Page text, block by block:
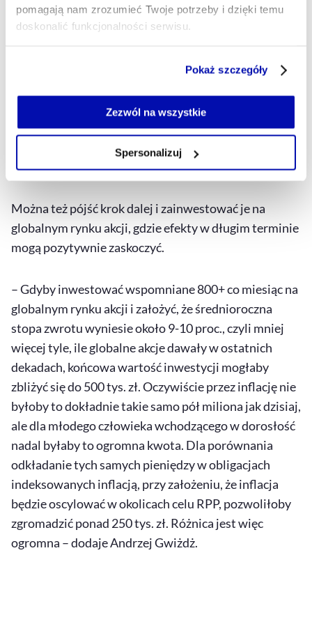
pomagają nam zrozumieć Twoje potrzeby i dzięki temu
doskonalić funkcjonalności serwisu.
Jeżeli nie wyrażasz zgody na zapisywanie plików cookie,
możesz łatwo zarządzać swoimi uprawnieniami, np. we
własnej przeglądarce internetowej lub po wybraniu opcji
Pokaż szczegóły
Zezwól na wszystkie
Spersonalizuj
Można też pójść krok dalej i zainwestować je na
globalnym rynku akcji, gdzie efekty w długim terminie
mogą pozytywnie zaskoczyć.
– Gdyby inwestować wspomniane 800+ co miesiąc na
globalnym rynku akcji i założyć, że średnioroczna
stopa zwrotu wyniesie około 9-10 proc., czyli mniej
więcej tyle, ile globalne akcje dawały w ostatnich
dekadach, końcowa wartość inwestycji mogłaby
zbliżyć się do 500 tys. zł. Oczywiście przez inflację nie
byłoby to dokładnie takie samo pół miliona jak dzisiaj,
ale dla młodego człowieka wchodzącego w dorosłość
nadal byłaby to ogromna kwota. Dla porównania
odkładanie tych samych pieniędzy w obligacjach
indeksowanych inflacją, przy założeniu, że inflacja
będzie oscylować w okolicach celu RPP, pozwoliłoby
zgromadzić ponad 250 tys. zł. Różnica jest więc
ogromna – dodaje Andrzej Gwiżdż.